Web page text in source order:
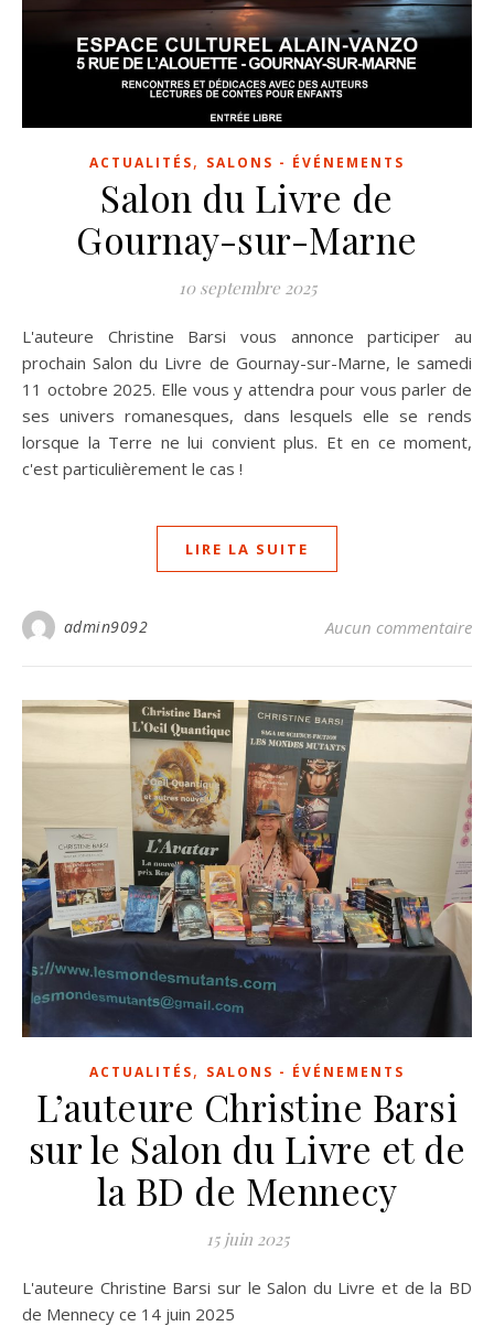
ACTUALITÉS, SALONS - ÉVÉNEMENTS
Salon du Livre de
Gournay-sur-Marne
10 septembre 2025
L'auteure Christine Barsi vous annonce participer au
prochain Salon du Livre de Gournay-sur-Marne, le samedi
11 octobre 2025. Elle vous y attendra pour vous parler de
ses univers romanesques, dans lesquels elle se rends
lorsque la Terre ne lui convient plus. Et en ce moment,
c'est particulièrement le cas !
LIRE LA SUITE
admin9092 Aucun commentaire
ACTUALITÉS, SALONS - ÉVÉNEMENTS
L’auteure Christine Barsi
sur le Salon du Livre et de
la BD de Mennecy
15 juin 2025
L'auteure Christine Barsi sur le Salon du Livre et de la BD
de Mennecy ce 14 juin 2025